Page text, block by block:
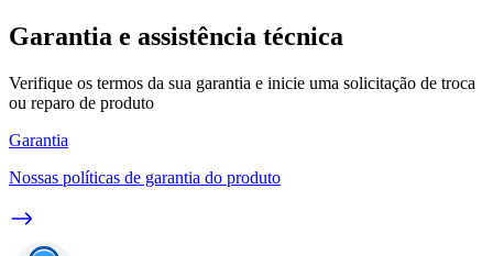
Garantia e assistência técnica
Verifique os termos da sua garantia e inicie uma solicitação de troca
ou reparo de produto
Garantia
Nossas políticas de garantia do produto